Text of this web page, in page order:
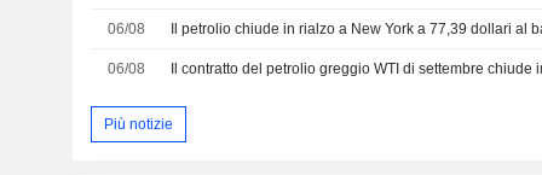
06/08 Il petrolio chiude in rialzo a New York a 77,39 dollari al
06/08
Più notizie